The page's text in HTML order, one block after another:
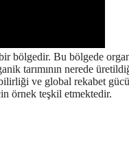
bölgedir. Bu bölgede
tarımının nerede
ve global rekabet
örnek teşkil etmektedir.